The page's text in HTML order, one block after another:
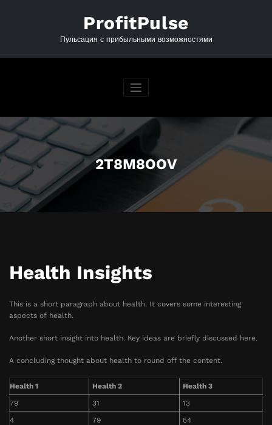
ProfitPulse
Пульсация с прибыльными возможностями
2T8M8OOV
Health Insights
This is a short paragraph about health. It covers some interesting
aspects of health.
Another short insight into health. Key ideas are briefly discussed here.
A concluding thought about health to round off the content.
Health 1 Health 2
Health 3
79
31
13
4
79
54